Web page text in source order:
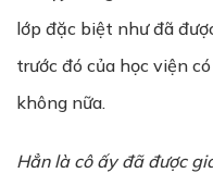
lớp đặc biệt như đã
trước đó của học viện
không nữa.
Hẳn là cô ấy đã được